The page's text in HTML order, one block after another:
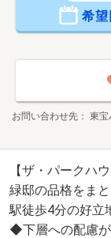
希望
お問い合わせ先
東宝
【ザ・パークハ
緑邸の品格をま
駅徒歩4分の好立
◆下層への配慮